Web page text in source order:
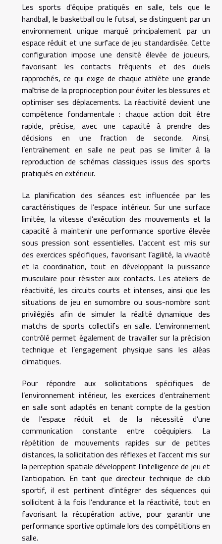
Les sports d'équipe pratiqués en salle, tels que le
handball, le basketball ou le futsal, se distinguent par un
environnement unique marqué principalement par un
espace réduit et une surface de jeu standardisée. Cette
configuration impose une densité élevée de joueurs,
favorisant les contacts fréquents et des duels
rapprochés, ce qui exige de chaque athlète une grande
maîtrise de la proprioception pour éviter les blessures et
optimiser ses déplacements. La réactivité devient une
compétence fondamentale : chaque action doit être
rapide, précise, avec une capacité à prendre des
décisions en une fraction de seconde. Ainsi,
l’entraînement en salle ne peut pas se limiter à la
reproduction de schémas classiques issus des sports
pratiqués en extérieur.
La planification des séances est influencée par les
caractéristiques de l’espace intérieur. Sur une surface
limitée, la vitesse d’exécution des mouvements et la
capacité à maintenir une performance sportive élevée
sous pression sont essentielles. L’accent est mis sur
des exercices spécifiques, favorisant l’agilité, la vivacité
et la coordination, tout en développant la puissance
musculaire pour résister aux contacts. Les ateliers de
réactivité, les circuits courts et intenses, ainsi que les
situations de jeu en surnombre ou sous-nombre sont
privilégiés afin de simuler la réalité dynamique des
matchs de sports collectifs en salle. L’environnement
contrôlé permet également de travailler sur la précision
technique et l’engagement physique sans les aléas
climatiques.
Pour répondre aux sollicitations spécifiques de
l’environnement intérieur, les exercices d’entraînement
en salle sont adaptés en tenant compte de la gestion
de l’espace réduit et de la nécessité d’une
communication constante entre coéquipiers. La
répétition de mouvements rapides sur de petites
distances, la sollicitation des réflexes et l’accent mis sur
la perception spatiale développent l’intelligence de jeu et
l’anticipation. En tant que directeur technique de club
sportif, il est pertinent d’intégrer des séquences qui
sollicitent à la fois l’endurance et la réactivité, tout en
favorisant la récupération active, pour garantir une
performance sportive optimale lors des compétitions en
salle.